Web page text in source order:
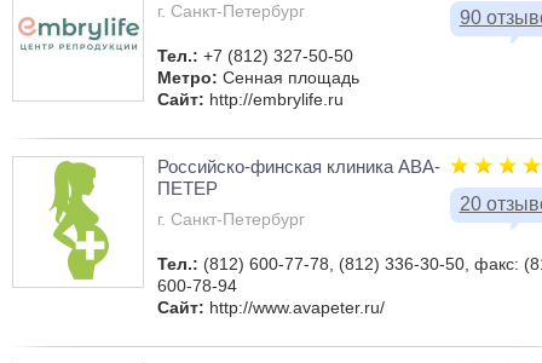
90
г. Санкт-Петербург
Тел.: +7 (812) 327-50-50
Метро: Сенная площадь
Сайт: http://embrylife.ru
20
Российско-финская клиника АВА-
ПЕТЕР
г. Санкт-Петербург
Тел.: (812) 600-77-78, (812) 336-30-50, факс:
600-78-94
Сайт: http://www.avapeter.ru/